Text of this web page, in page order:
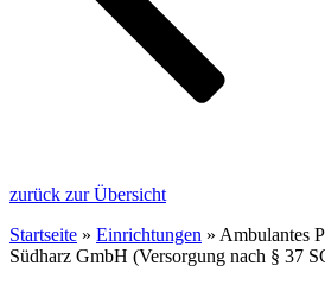
zurück zur Übersicht
Startseite » Einrichtungen » Ambulantes
Südharz GmbH (Versorgung nach § 37